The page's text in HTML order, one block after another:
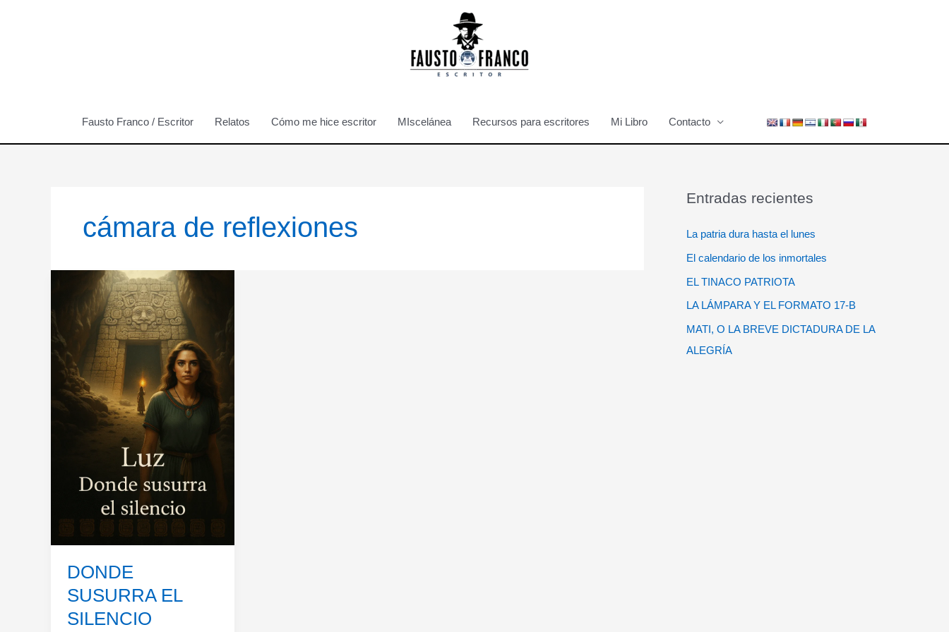
Fausto Franco / Escritor Relatos Cómo me hice escritor MIscelánea Recursos para escritores Mi Libro Contacto
cámara de reflexiones
DONDE
SUSURRA EL
SILENCIO
Entradas recientes
La patria dura hasta el lunes
El calendario de los inmortales
EL TINACO PATRIOTA
LA LÁMPARA Y EL FORMATO 17-B
MATI, O LA BREVE DICTADURA DE LA
ALEGRÍA